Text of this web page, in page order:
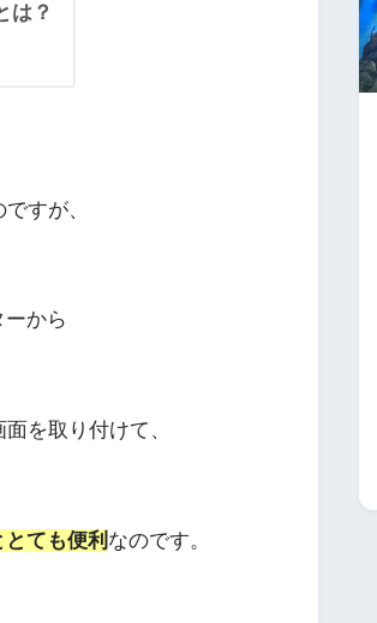
は？
すが、
から
を取り付けて、
ても便利 なのです。